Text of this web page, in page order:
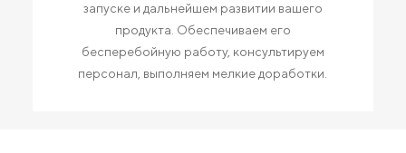
запуске и дальнейшем развитии вашего
продукта. Обеспечиваем его
бесперебойную работу, консультируем
персонал, выполняем мелкие доработки.